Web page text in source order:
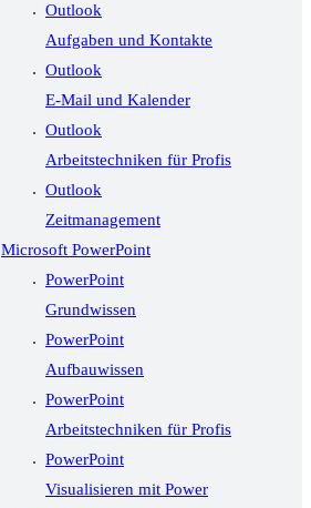
Outlook
Aufgaben und Kontakte
Outlook
E-Mail und Kalender
Outlook
Arbeitstechniken für Profis
Outlook
Zeitmanagement
Microsoft PowerPoint
PowerPoint
Grundwissen
PowerPoint
Aufbauwissen
PowerPoint
Arbeitstechniken für Profis
PowerPoint
Visualisieren mit Power